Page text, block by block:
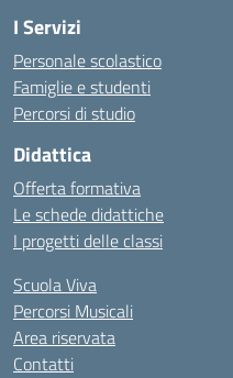
I Servizi
Personale scolastico
Famiglie e studenti
Percorsi di studio
Didattica
Offerta formativa
Le schede didattiche
I progetti delle classi
Scuola Viva
Percorsi Musicali
Area riservata
Contatti